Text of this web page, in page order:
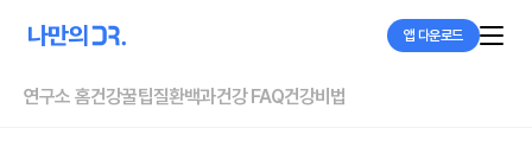
앱 다운로드
연구소 홈건강꿀팁질환백과건강 FAQ건강비법